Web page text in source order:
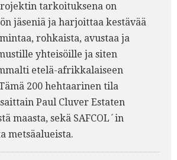
tarkoituksena on
jäseniä ja harjoittaa kestävää
rohkaista, avustaa ja
yhteisöille ja siten
etelä-afrikkalaiseen
200 hehtaarinen tila
Paul Cluver Estaten
maasta, sekä SAFCOL´in
metsäalueista.